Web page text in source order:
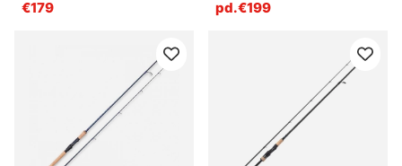
€179 pd.€199